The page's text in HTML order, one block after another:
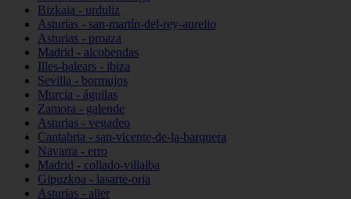
Bizkaia - urduliz
Asturias - san-martín-del-rey-aurelio
Asturias - proaza
Madrid - alcobendas
Illes-balears - ibiza
Sevilla - bormujos
Murcia - águilas
Zamora - galende
Asturias - vegadeo
Cantabria - san-vicente-de-la-barquera
Navarra - erro
Madrid - collado-villalba
Gipuzkoa - lasarte-oria
Asturias - aller